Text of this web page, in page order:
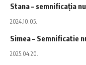
Stana – semnificația
2024.10.05.
Simea – Semnificatie
2025.04.20.